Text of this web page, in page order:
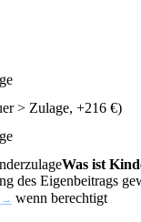
> Zulage, +216 €)
Was ist
des Eigenbeitrags
→ wenn berechtigt